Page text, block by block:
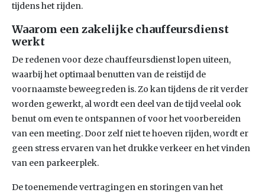
tijdens het rijden.
Waarom een zakelijke chauffeursdienst
werkt
De redenen voor deze chauffeursdienst lopen uiteen,
waarbij het optimaal benutten van de reistijd de
voornaamste beweegreden is. Zo kan tijdens de rit verder
worden gewerkt, al wordt een deel van de tijd veelal ook
benut om even te ontspannen of voor het voorbereiden
van een meeting. Door zelf niet te hoeven rijden, wordt er
geen stress ervaren van het drukke verkeer en het vinden
van een parkeerplek.
De toenemende vertragingen en storingen van het